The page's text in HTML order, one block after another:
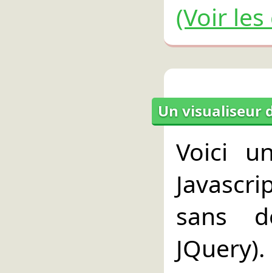
(Voir
Un visualiseur
Voici
sans
JQuery).